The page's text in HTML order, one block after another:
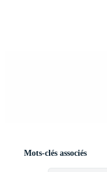
Mots-clés associés